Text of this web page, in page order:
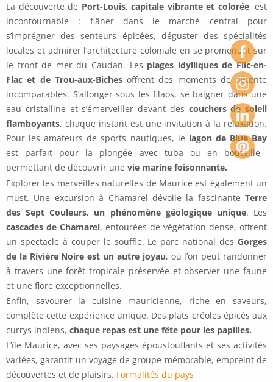
La découverte de Port-Louis, capitale vibrante et colorée, est
incontournable : flâner dans le marché central pour
s’imprégner des senteurs épicées, déguster des spécialités
locales et admirer l’architecture coloniale en se promenant sur
le front de mer du Caudan. Les plages idylliques de Flic-en-
Flac et de Trou-aux-Bichesoffrent des moments de détente
incomparables. S’allonger sous les filaos, se baigner dans une
eau cristalline et s’émerveiller devant des couchers de soleil
flamboyants, chaque instant est une invitation à la relaxation.
Pour les amateurs de sports nautiques, le lagon de Blue Bay
est parfait pour la plongée avec tuba ou en bouteille,
permettant de découvrir une vie marine foisonnante.
Explorer les merveilles naturelles de Maurice est également un
must. Une excursion à Chamarel dévoile la fascinante Terre
des Sept Couleurs, un phénomène géologique unique. Les
cascades de Chamarel, entourées de végétation dense, offrent
un spectacle à couper le souffle. Le parc national des Gorges
de la Rivière Noire est un autre joyau, où l’on peut randonner
à travers une forêt tropicale préservée et observer une faune
et une flore exceptionnelles.
Enfin, savourer la cuisine mauricienne, riche en saveurs,
complète cette expérience unique. Des plats créoles épicés aux
currys indiens, chaque repas est une fête pour les papilles.
L’île Maurice, avec ses paysages époustouflants et ses activités
variées, garantit un voyage de groupe mémorable, empreint de
découvertes et de plaisirs. Formalités du pays